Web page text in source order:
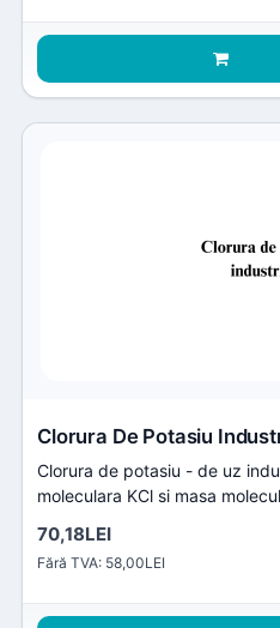
Clorura De Potasiu
Clorura de potasiu - de uz
moleculara KCl si masa
70,18LEI
Fără TVA: 58,00LEI